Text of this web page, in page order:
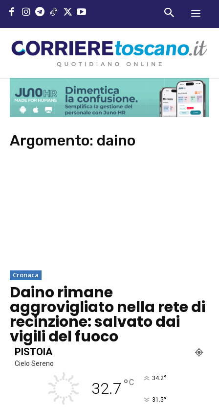
Argomento: daino
Cronaca
Daino rimane
aggrovigliato nella rete di
recinzione: salvato dai
vigili del fuoco
PISTOIA
Cielo Sereno
32.7 °C 34.2°
31.5°